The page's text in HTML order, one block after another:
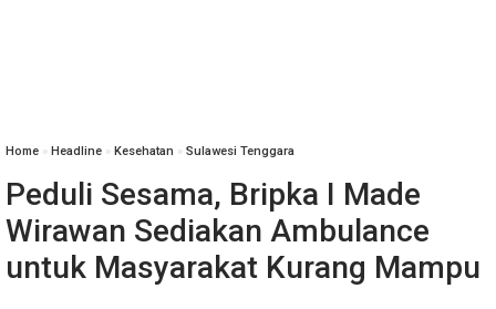
Home » Headline » Kesehatan » Sulawesi Tenggara
Peduli Sesama, Bripka I Made
Wirawan Sediakan Ambulance
untuk Masyarakat Kurang Mampu